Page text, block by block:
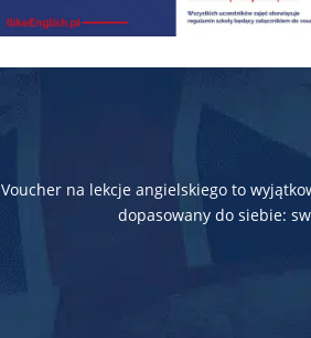
Voucher na lekcje angielskiego to
dopasowany do siebie: